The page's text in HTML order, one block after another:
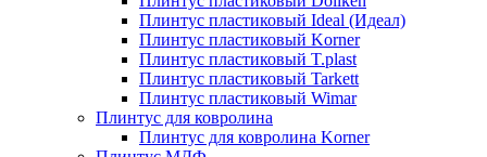
Плинтус пластиковый Ideal (Идеал)
Плинтус пластиковый Korner
Плинтус пластиковый T.plast
Плинтус пластиковый Tarkett
Плинтус пластиковый Wimar
Плинтус для ковролина
Плинтус для ковролина Korner